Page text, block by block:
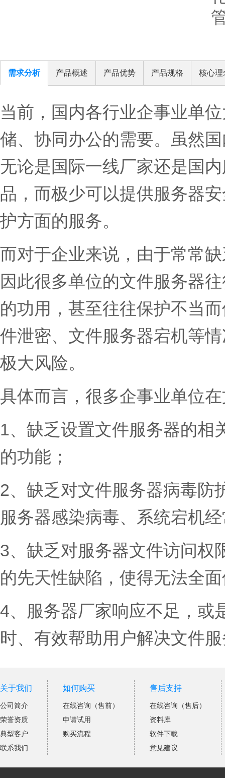
需求分析 产品概述 产品优势 产品规格 核心理
当前，国内各行业企事业单
储、协同办公的需要。虽然
无论是国际一线厂家还是国
品，而极少可以提供服务器
护方面的服务。
而对于企业来说，由于常常
因此很多单位的文件服务器
的功用，甚至往往保护不当
件泄密、文件服务器宕机等
极大风险。
具体而言，很多企事业单位
1、缺乏设置文件服务器的相
的功能；
2、缺乏对文件服务器病毒防
服务器感染病毒、系统宕机
3、缺乏对服务器文件访问权
的先天性缺陷，使得无法全
4、服务器厂家响应不足，或
时、有效帮助用户解决文件
关于我们
公司简介
荣誉资质
典型客户
联系我们
如何购买
在线咨询（售前）
申请试用
购买流程
售后支持
在线咨询（售后）
资料库
软件下载
意见建议